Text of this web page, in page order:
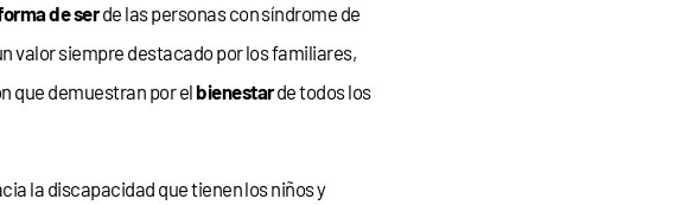
de serde las personas con síndrome de
valor siempre destacado por los familiares,
que demuestran por elbienestarde todos los
la discapacidad que tienen los niños y